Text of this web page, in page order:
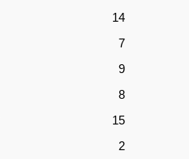
14
7
9
8
15
2